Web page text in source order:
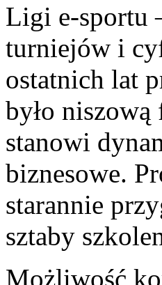
Ligi e-sportu
turniejów i
ostatnich lat
było
stanowi
biznesowe.
starannie
sztaby
Możliwość